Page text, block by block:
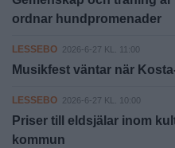
ordnar hundpromenader
LESSEBO 2026-6-27 KL. 11:00
Musikfest väntar när
LESSEBO 2026-6-27 KL. 10:00
Priser till eldsjälar inom
kommun